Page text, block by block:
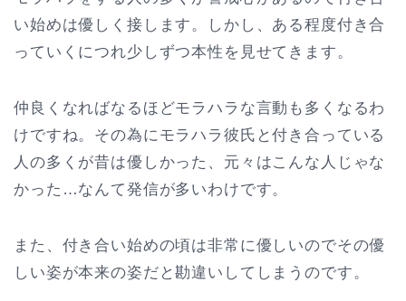
い始めは優しく接します。しかし、ある程度付き合
っていくにつれ少しずつ本性を見せてきます。
仲良くなればなるほどモラハラな言動も多くなるわ
けですね。その為にモラハラ彼氏と付き合っている
人の多くが昔は優しかった、元々はこんな人じゃな
かった…なんて発信が多いわけです。
また、付き合い始めの頃は非常に優しいのでその優
しい姿が本来の姿だと勘違いしてしまうのです。